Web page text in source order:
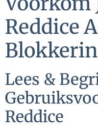
Reddice
Lees &
Reddice